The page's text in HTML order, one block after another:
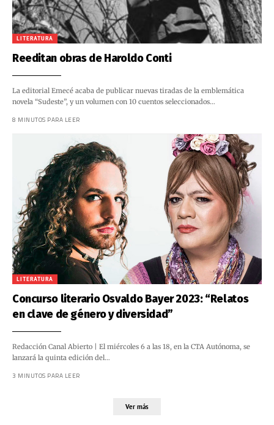
LITERATURA
Reeditan obras de Haroldo Conti
La editorial Emecé acaba de publicar nuevas tiradas de la emblemática
novela “Sudeste”, y un volumen con 10 cuentos seleccionados…
8 MINUTOS PARA LEER
LITERATURA
Concurso literario Osvaldo Bayer 2023: “Relatos
en clave de género y diversidad”
Redacción Canal Abierto | El miércoles 6 a las 18, en la CTA Autónoma, se
lanzará la quinta edición del…
3 MINUTOS PARA LEER
Ver más